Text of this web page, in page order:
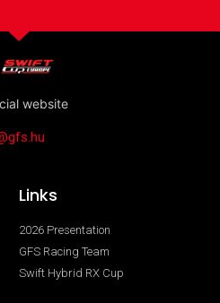
website
Links
2026 Presentation
GFS Racing Team
Swift Hybrid RX Cup